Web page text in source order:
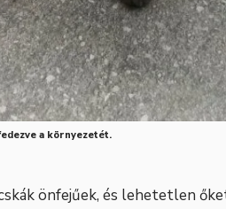
a környezetét.
önfejűek, és lehetetlen